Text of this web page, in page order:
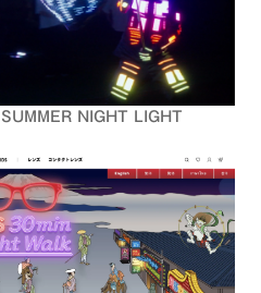
NIGHT LIGHT